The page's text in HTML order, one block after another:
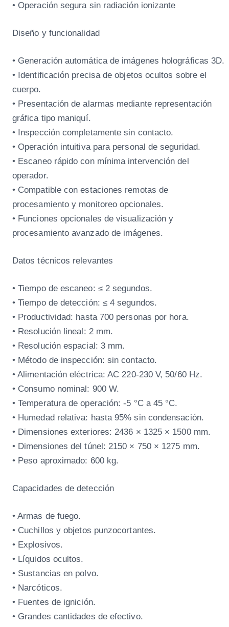
• Operación segura sin radiación ionizante
Diseño y funcionalidad
• Generación automática de imágenes holográficas 3D.
• Identificación precisa de objetos ocultos sobre el
cuerpo.
• Presentación de alarmas mediante representación
gráfica tipo maniquí.
• Inspección completamente sin contacto.
• Operación intuitiva para personal de seguridad.
• Escaneo rápido con mínima intervención del
operador.
• Compatible con estaciones remotas de
procesamiento y monitoreo opcionales.
• Funciones opcionales de visualización y
procesamiento avanzado de imágenes.
Datos técnicos relevantes
• Tiempo de escaneo: ≤ 2 segundos.
• Tiempo de detección: ≤ 4 segundos.
• Productividad: hasta 700 personas por hora.
• Resolución lineal: 2 mm.
• Resolución espacial: 3 mm.
• Método de inspección: sin contacto.
• Alimentación eléctrica: AC 220-230 V, 50/60 Hz.
• Consumo nominal: 900 W.
• Temperatura de operación: -5 °C a 45 °C.
• Humedad relativa: hasta 95% sin condensación.
• Dimensiones exteriores: 2436 × 1325 × 1500 mm.
• Dimensiones del túnel: 2150 × 750 × 1275 mm.
• Peso aproximado: 600 kg.
Capacidades de detección
• Armas de fuego.
• Cuchillos y objetos punzocortantes.
• Explosivos.
• Líquidos ocultos.
• Sustancias en polvo.
• Narcóticos.
• Fuentes de ignición.
• Grandes cantidades de efectivo.